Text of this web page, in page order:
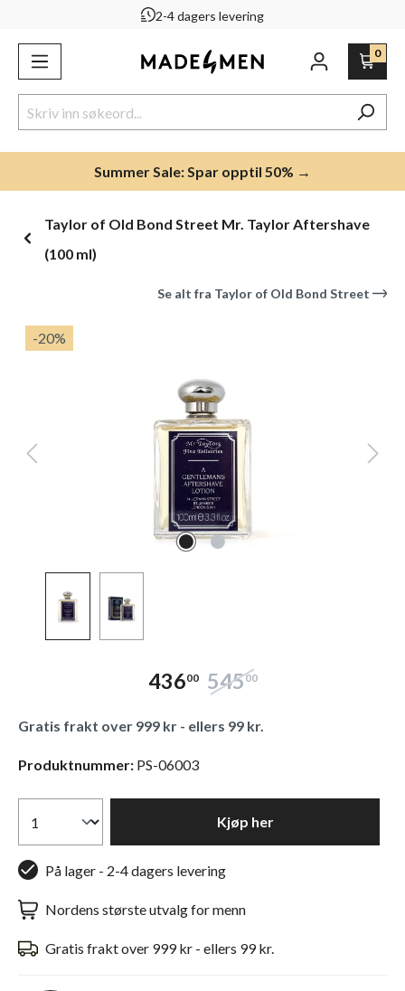
2-4 dagers levering
0
Summer Sale: Spar opptil 50% →
Taylor of Old Bond Street Mr. Taylor Aftershave
(100 ml)
Se alt fra Taylor of Old Bond Street
-20%
Hopp over bildegalleri
43600 54500
Gratis frakt over 999 kr - ellers 99 kr.
Produktnummer: PS-06003
Kjøp her
På lager - 2-4 dagers levering
Nordens største utvalg for menn
Gratis frakt over 999 kr - ellers 99 kr.